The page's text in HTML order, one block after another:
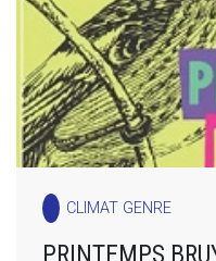
CLIMAT GENRE
PRINTEMPS